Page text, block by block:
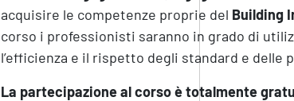
acquisire le competenze proprie del Building
corso i professionisti saranno in grado di
l’efficienza e il rispetto degli standard e delle
La partecipazione al corso è totalmente